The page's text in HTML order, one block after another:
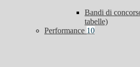
Bandi di
tabelle)
Performance 10